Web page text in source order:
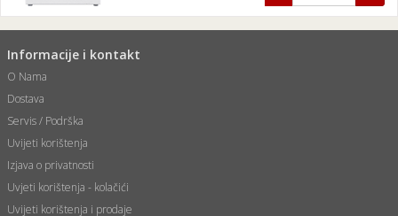
Informacije i kontakt
O Nama
Dostava
Servis / Podrška
Uvijeti korištenja
Izjava o privatnosti
Uvjeti korištenja - kolačići
Uvijeti korištenja i prodaje